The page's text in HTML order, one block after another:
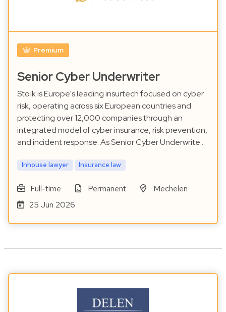
Premium
Senior Cyber Underwriter
Stoïk is Europe's leading insurtech focused on cyber
risk, operating across six European countries and
protecting over 12,000 companies through an
integrated model of cyber insurance, risk prevention,
and incident response. As Senior Cyber Underwrite…
Inhouse lawyer Insurance law
Full-time Permanent
Mechelen
25 Jun 2026